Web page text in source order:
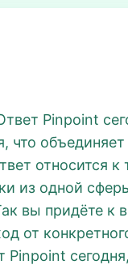
Pinpoint
что
относится
из одной
вы придёте к
от
Pinpoint